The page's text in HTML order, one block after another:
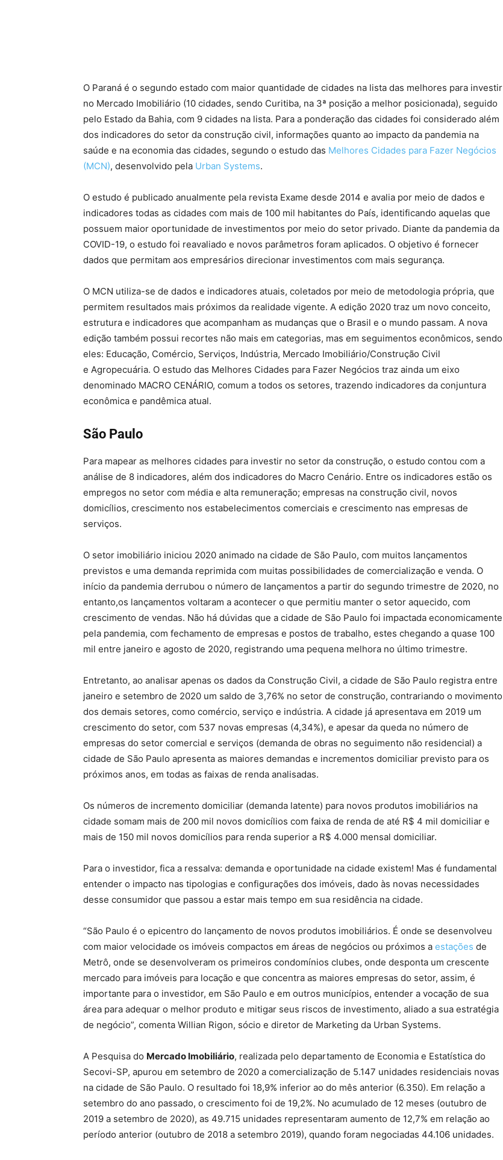
O Paraná é o segundo estado com maior quantidade de cidades na lista das melhores para investir
no Mercado Imobiliário (10 cidades, sendo Curitiba, na 3ª posição a melhor posicionada), seguido
pelo Estado da Bahia, com 9 cidades na lista. Para a ponderação das cidades foi considerado além
dos indicadores do setor da construção civil, informações quanto ao impacto da pandemia na
saúde e na economia das cidades, segundo o estudo das Melhores Cidades para Fazer Negócios
(MCN), desenvolvido pela Urban Systems.
O estudo é publicado anualmente pela revista Exame desde 2014 e avalia por meio de dados e
indicadores todas as cidades com mais de 100 mil habitantes do País, identificando aquelas que
possuem maior oportunidade de investimentos por meio do setor privado. Diante da pandemia da
COVID-19, o estudo foi reavaliado e novos parâmetros foram aplicados. O objetivo é fornecer
dados que permitam aos empresários direcionar investimentos com mais segurança.
O MCN utiliza-se de dados e indicadores atuais, coletados por meio de metodologia própria, que
permitem resultados mais próximos da realidade vigente. A edição 2020 traz um novo conceito,
estrutura e indicadores que acompanham as mudanças que o Brasil e o mundo passam. A nova
edição também possui recortes não mais em categorias, mas em seguimentos econômicos, sendo
eles: Educação, Comércio, Serviços, Indústria, Mercado Imobiliário/Construção Civil
e Agropecuária. O estudo das Melhores Cidades para Fazer Negócios traz ainda um eixo
denominado MACRO CENÁRIO, comum a todos os setores, trazendo indicadores da conjuntura
econômica e pandêmica atual.
São Paulo
Para mapear as melhores cidades para investir no setor da construção, o estudo contou com a
análise de 8 indicadores, além dos indicadores do Macro Cenário. Entre os indicadores estão os
empregos no setor com média e alta remuneração; empresas na construção civil, novos
domicílios, crescimento nos estabelecimentos comerciais e crescimento nas empresas de
serviços.
O setor imobiliário iniciou 2020 animado na cidade de São Paulo, com muitos lançamentos
previstos e uma demanda reprimida com muitas possibilidades de comercialização e venda. O
início da pandemia derrubou o número de lançamentos a partir do segundo trimestre de 2020, no
entanto,os lançamentos voltaram a acontecer o que permitiu manter o setor aquecido, com
crescimento de vendas. Não há dúvidas que a cidade de São Paulo foi impactada economicamente
pela pandemia, com fechamento de empresas e postos de trabalho, estes chegando a quase 100
mil entre janeiro e agosto de 2020, registrando uma pequena melhora no último trimestre.
Entretanto, ao analisar apenas os dados da Construção Civil, a cidade de São Paulo registra entre
janeiro e setembro de 2020 um saldo de 3,76% no setor de construção, contrariando o movimento
dos demais setores, como comércio, serviço e indústria. A cidade já apresentava em 2019 um
crescimento do setor, com 537 novas empresas (4,34%), e apesar da queda no número de
empresas do setor comercial e serviços (demanda de obras no seguimento não residencial) a
cidade de São Paulo apresenta as maiores demandas e incrementos domiciliar previsto para os
próximos anos, em todas as faixas de renda analisadas.
Os números de incremento domiciliar (demanda latente) para novos produtos imobiliários na
cidade somam mais de 200 mil novos domicílios com faixa de renda de até R$ 4 mil domiciliar e
mais de 150 mil novos domicílios para renda superior a R$ 4.000 mensal domiciliar.
Para o investidor, fica a ressalva: demanda e oportunidade na cidade existem! Mas é fundamental
entender o impacto nas tipologias e configurações dos imóveis, dado às novas necessidades
desse consumidor que passou a estar mais tempo em sua residência na cidade.
“São Paulo é o epicentro do lançamento de novos produtos imobiliários. É onde se desenvolveu
com maior velocidade os imóveis compactos em áreas de negócios ou próximos a estações de
Metrô, onde se desenvolveram os primeiros condomínios clubes, onde desponta um crescente
mercado para imóveis para locação e que concentra as maiores empresas do setor, assim, é
importante para o investidor, em São Paulo e em outros municípios, entender a vocação de sua
área para adequar o melhor produto e mitigar seus riscos de investimento, aliado a sua estratégia
de negócio”, comenta Willian Rigon, sócio e diretor de Marketing da Urban Systems.
A Pesquisa do Mercado Imobiliário, realizada pelo departamento de Economia e Estatística do
Secovi-SP, apurou em setembro de 2020 a comercialização de 5.147 unidades residenciais novas
na cidade de São Paulo. O resultado foi 18,9% inferior ao do mês anterior (6.350). Em relação a
setembro do ano passado, o crescimento foi de 19,2%. No acumulado de 12 meses (outubro de
2019 a setembro de 2020), as 49.715 unidades representaram aumento de 12,7% em relação ao
período anterior (outubro de 2018 a setembro 2019), quando foram negociadas 44.106 unidades.